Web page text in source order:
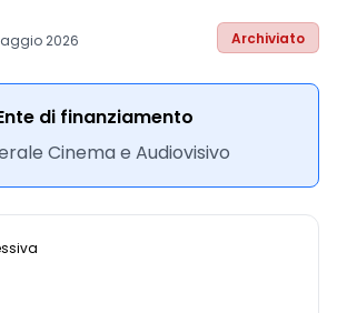
2026 Archiviato
di finanziamento
Cinema e Audiovisivo